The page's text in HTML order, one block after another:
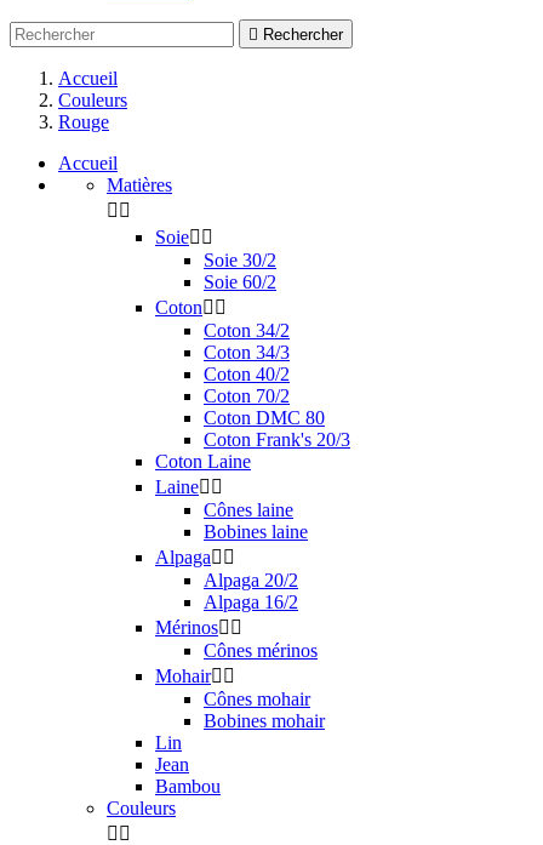
 Rechercher
Accueil
Couleurs
Rouge
Accueil
Matières
 
Soie 
Soie 30/2
Soie 60/2
Coton 
Coton 34/2
Coton 34/3
Coton 40/2
Coton 70/2
Coton DMC 80
Coton Frank's 20/3
Coton Laine
Laine 
Cônes laine
Bobines laine
Alpaga 
Alpaga 20/2
Alpaga 16/2
Mérinos 
Cônes mérinos
Mohair 
Cônes mohair
Bobines mohair
Lin
Jean
Bambou
Couleurs
 